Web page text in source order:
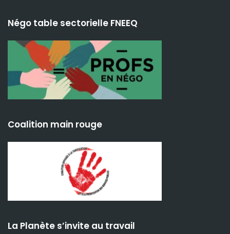
Négo table sectorielle FNEEQ
Coalition main rouge
La Planète s’invite au travail